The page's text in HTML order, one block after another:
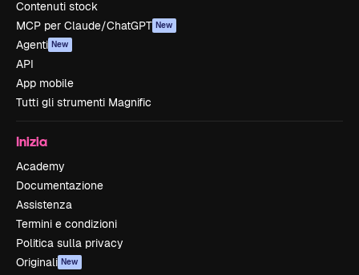
Contenuti stock
MCP per Claude/ChatGPT New
Agenti New
API
App mobile
Tutti gli strumenti Magnific
Inizia
Academy
Documentazione
Assistenza
Termini e condizioni
Politica sulla privacy
Originali New